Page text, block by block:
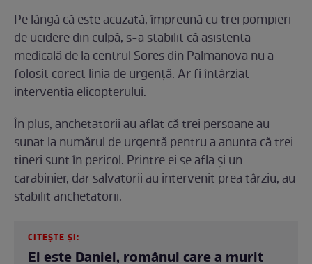
Pe lângă că este acuzată, împreună cu trei pompieri
de ucidere din culpă, s-a stabilit că asistenta
medicală de la centrul Sores din Palmanova nu a
folosit corect linia de urgență. Ar fi întârziat
intervenția elicopterului.
În plus, anchetatorii au aflat că trei persoane au
sunat la numărul de urgență pentru a anunța că trei
tineri sunt în pericol. Printre ei se afla și un
carabinier, dar salvatorii au intervenit prea târziu, au
stabilit anchetatorii.
CITEȘTE ȘI:
El este Daniel, românul care a murit